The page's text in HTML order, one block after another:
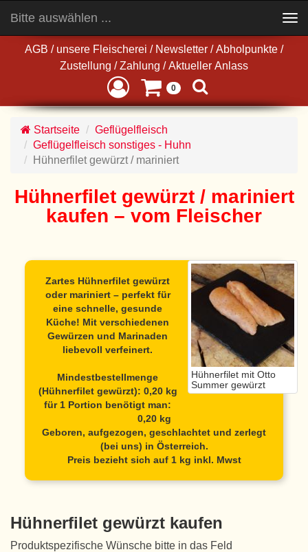
AGB / unsere Fleischerei / Newsletter / Abholpunkte /
Zustellung / Zahlung / Aktueller Anlass
0
Bitte auswählen ...
navigation
Startseite
Geflügelfleisch
Geflügelfleisch sonstiges - Huhn
Hühnerfilet gewürzt / mariniert
Hühnerfilet gewürzt / mariniert
kaufen – vom Fleischer
Hühnerfilet mit Otto
Summer gewürzt
Zartes Hühnerfilet gewürzt
oder mariniert – perfekt für
eine schnelle, gesunde
Küche! Mit verschiedenen
Gewürzen und Marinaden
liebevoll verfeinert.
Mindestbestellmenge
(Hühnerfilet gewürzt): 0,20 kg
für 1 Portion benötigt man:
0,20 kg
Geboren, aufgezogen, geschlachtet und zerlegt
(bei uns) in Österreich.
Preis bezieht sich auf 1 kg inkl. Mwst
Hühnerfilet gewürzt kaufen
Produktspezifische Wünsche bitte in das Feld